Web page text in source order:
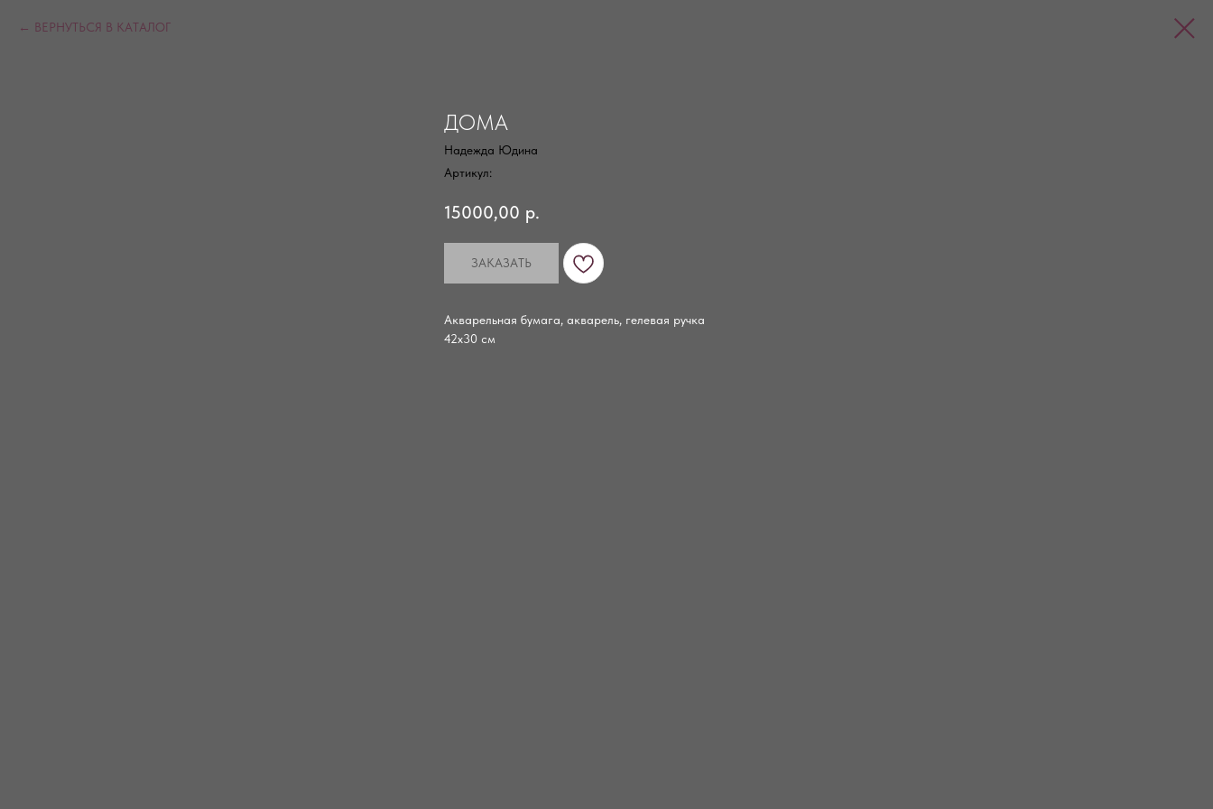
ВЕРНУТЬСЯ В КАТАЛОГ
ДОМА
Надежда Юдина
Артикул:
15000,00 р.
ЗАКАЗАТЬ
Акварельная бумага, акварель, гелевая ручка
42х30 см